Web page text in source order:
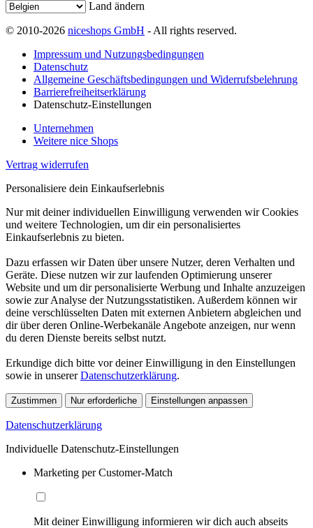
Land ändern
© 2010-2026 niceshops GmbH - All rights reserved.
Impressum und Nutzungsbedingungen
Datenschutz
Allgemeine Geschäftsbedingungen und Widerrufsbelehrung
Barrierefreiheitserklärung
Datenschutz-Einstellungen
Unternehmen
Weitere nice Shops
Vertrag widerrufen
Personalisiere dein Einkaufserlebnis
Nur mit deiner individuellen Einwilligung verwenden wir Cookies
und weitere Technologien, um dir ein personalisiertes
Einkaufserlebnis zu bieten.
Dazu erfassen wir Daten über unsere Nutzer, deren Verhalten und
Geräte. Diese nutzen wir zur laufenden Optimierung unserer
Website und um dir personalisierte Werbung und Inhalte anzuzeigen
sowie zur Analyse der Nutzungsstatistiken. Außerdem können wir
deine verschlüsselten Daten mit externen Anbietern abgleichen und
dir über deren Online-Werbekanäle Angebote anzeigen, nur wenn
du deren Dienste bereits selbst nutzt.
Erkundige dich bitte vor deiner Einwilligung in den Einstellungen
sowie in unsererDatenschutzerklärung.
Zustimmen Nur erforderliche Einstellungen anpassen
Datenschutzerklärung
Individuelle Datenschutz-Einstellungen
Marketing per Customer-Match
Mit deiner Einwilligung informieren wir dich auch abseits